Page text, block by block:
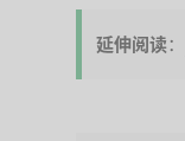
延伸阅读：